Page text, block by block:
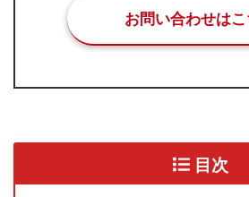
お問い合わせは
目次